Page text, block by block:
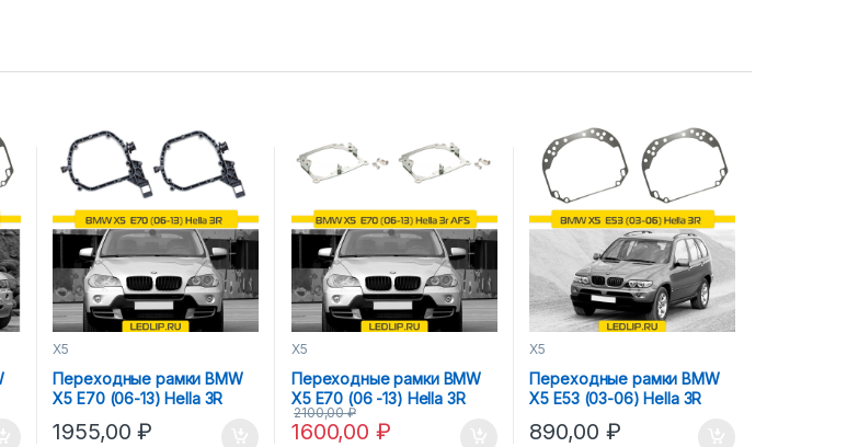
X5
Переходные рамки BMW
X5 Е70 (06-13) Hella 3R
1955,00₽
X5
Переходные рамки BMW
X5 E70 (06 -13) Hella 3R
AFS
1600,00 ₽
2100,00₽
X5
Переходные рамки BMW
X5 E53 (03-06) Hella 3R
890,00 ₽